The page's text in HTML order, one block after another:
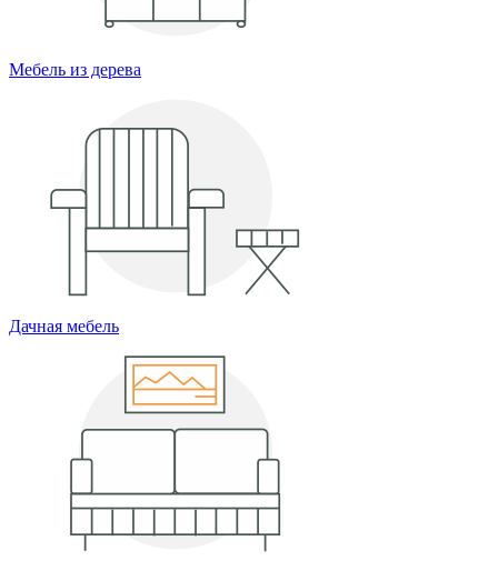
Мебель из дерева
Дачная мебель